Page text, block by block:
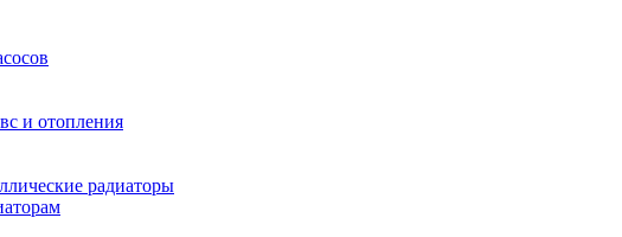
и отопления
радиаторы